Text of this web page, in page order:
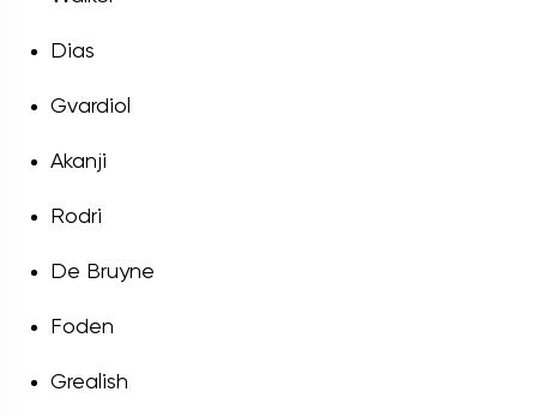
Dias
Gvardiol
Akanji
Rodri
De Bruyne
Foden
Grealish